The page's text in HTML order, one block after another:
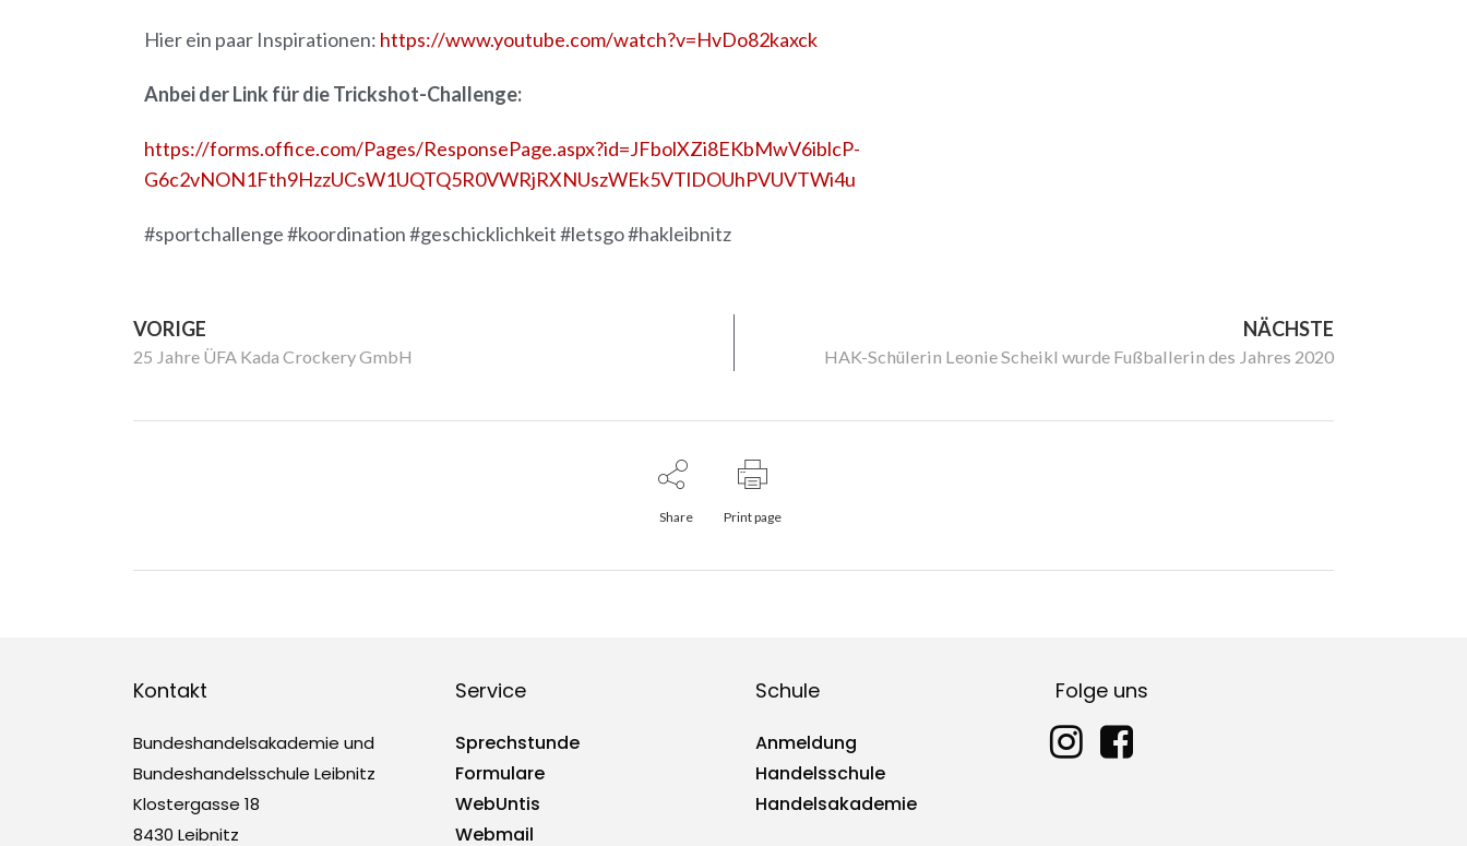
Hier ein paar Inspirationen: https://www.youtube.com/watch?v=HvDo82kaxck
Anbei der Link für die Trickshot-Challenge:
https://forms.office.com/Pages/ResponsePage.aspx?id=JFbolXZi8EKbMwV6iblcP-
G6c2vNON1Fth9HzzUCsW1UQTQ5R0VWRjRXNUszWEk5VTlDOUhPVUVTWi4u
#sportchallenge #koordination #geschicklichkeit #letsgo #hakleibnitz
VORIGE
25 Jahre ÜFA Kada Crockery GmbH
NÄCHSTE
HAK-Schülerin Leonie Scheikl wurde Fußballerin des Jahres 2020
Share Print page
Kontakt
Bundeshandelsakademie und
Bundeshandelsschule Leibnitz
Klostergasse 18
8430 Leibnitz
Service
Sprechstunde
Formulare
WebUntis
Webmail
Schule
Anmeldung
Handelsschule
Handelsakademie
Folge uns